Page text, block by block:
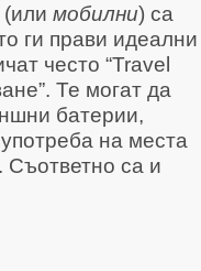
мобилни) са
ги прави идеални
често “Travel
Те могат да
батерии,
на места
Съответно са и